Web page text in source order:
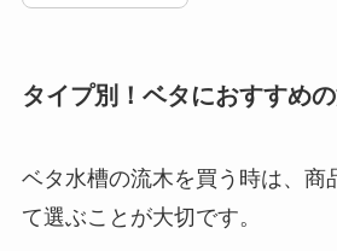
タイプ別！ベタにおすすめ
ベタ水槽の流木を買う時は、商
て選ぶことが大切です。